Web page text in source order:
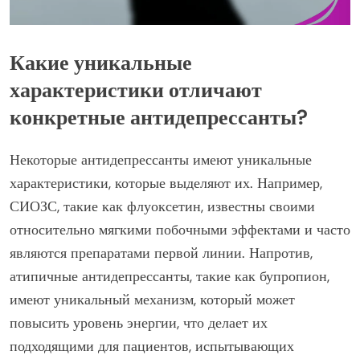
Какие уникальные
характеристики отличают
конкретные антидепрессанты?
Некоторые антидепрессанты имеют уникальные
характеристики, которые выделяют их. Например,
СИОЗС, такие как флуоксетин, известны своими
относительно мягкими побочными эффектами и часто
являются препаратами первой линии. Напротив,
атипичные антидепрессанты, такие как бупропион,
имеют уникальный механизм, который может
повысить уровень энергии, что делает их
подходящими для пациентов, испытывающих